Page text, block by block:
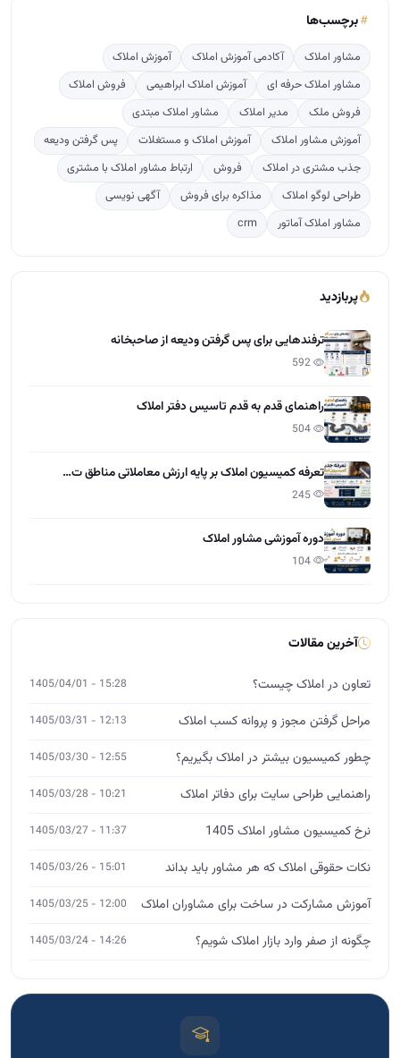
برچسب‌ها
مشاور املاک آکادمی آموزش املاک
آموزش املاک
مشاور املاک حرفه ای
آموزش املاک ابراهیمی
فروش املاک
فروش ملک
مدیر املاک
مشاور املاک مبتدی
آموزش مشاور املاک
آموزش املاک و مستغلات
پس گرفتن ودیعه
جذب مشتری در املاک
فروش
ارتباط مشاور املاک با مشتری
طراحی لوگو املاک
مذاکره برای فروش
آگهی نویسی
مشاور املاک آماتور
crm
پربازدید
ترفندهایی برای پس گرفتن ودیعه از صاحبخانه
راهنمای قدم به قدم تاسیس دفتر املاک
تعرفه کمیسیون املاک بر پایه ارزش معاملاتی مناطق ت…
دوره آموزشی مشاور املاک
آخرین مقالات
تعاون در املاک چیست؟ 15:28 - 1405/04/01
مراحل گرفتن مجوز و پروانه کسب املاک 12:13 - 1405/03/31
چطور کمیسیون بیشتر در املاک بگیریم؟ 12:55 - 1405/03/30
راهنمایی طراحی سایت برای دفاتر املاک 10:21 - 1405/03/28
نرخ کمیسیون مشاور املاک 1405 11:37 - 1405/03/27
نکات حقوقی املاک که هر مشاور باید بداند 15:01 - 1405/03/26
آموزش مشارکت در ساخت برای مشاوران املاک 12:00 - 1405/03/25
چگونه از صفر وارد بازار املاک شویم؟ 14:26 - 1405/03/24